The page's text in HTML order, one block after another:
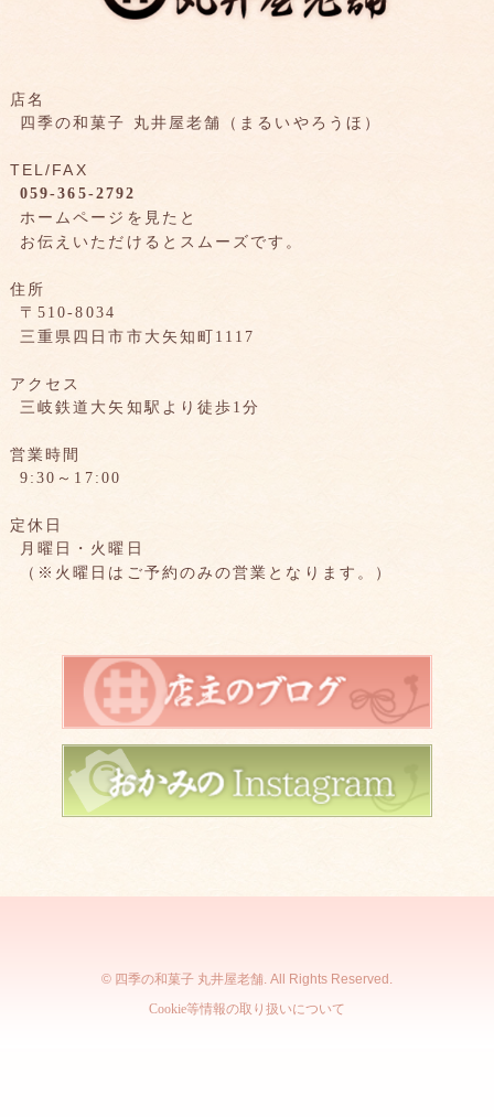
店名
四季の和菓子 丸井屋老舗（まるいやろうほ）
TEL/FAX
059-365-2792
ホームページを見たと
お伝えいただけるとスムーズです。
住所
〒510-8034
三重県四日市市大矢知町1117
アクセス
三岐鉄道大矢知駅より徒歩1分
営業時間
9:30～17:00
定休日
月曜日・火曜日
（※火曜日はご予約のみの営業となります。）
© 四季の和菓子 丸井屋老舗. All Rights Reserved.
Cookie等情報の取り扱いについて